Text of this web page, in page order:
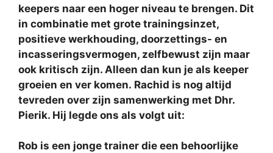
keepers naar een hoger niveau te brengen. Dit
in combinatie met grote trainingsinzet,
positieve werkhouding, doorzettings- en
incasseringsvermogen, zelfbewust zijn maar
ook kritisch zijn. Alleen dan kun je als keeper
groeien en ver komen. Rachid is nog altijd
tevreden over zijn samenwerking met Dhr.
Pierik. Hij legde ons als volgt uit:
Rob is een jonge trainer die een behoorlijke